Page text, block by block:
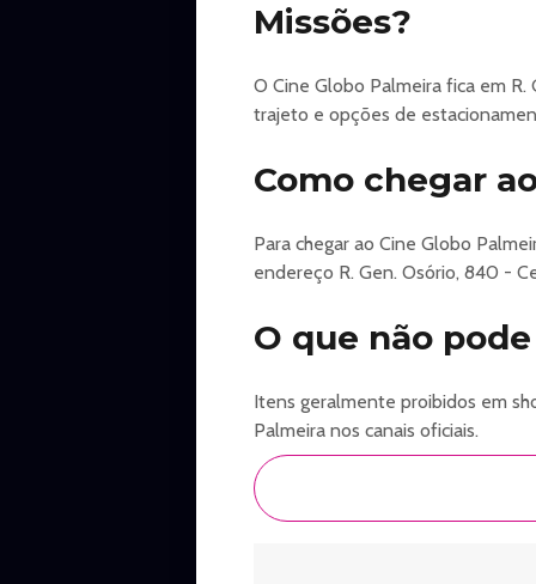
Missões?
O Cine Globo Palmeira fica em
trajeto e opções de
Como chegar
Para chegar ao Cine Globo
endereço R. Gen. Osório, 840 -
O que não
Itens geralmente proibidos em
Palmeira nos canais oficiais.